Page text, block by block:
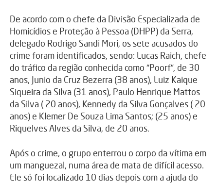
De acordo com o chefe da Divisão Especializada de
Homicídios e Proteção à Pessoa (DHPP) da Serra,
delegado Rodrigo Sandi Mori, os sete acusados do
crime foram identificados, sendo: Lucas Raich, chefe
do tráfico da região conhecida como “Poorf”, de 30
anos, Junio da Cruz Bezerra (38 anos), Luiz Kaique
Siqueira da Silva (31 anos), Paulo Henrique Mattos
da Silva ( 20 anos), Kennedy da Silva Gonçalves ( 20
anos) e Klemer De Souza Lima Santos; (25 anos) e
Riquelves Alves da Silva, de 20 anos.
Após o crime, o grupo enterrou o corpo da vítima em
um manguezal, numa área de mata de difícil acesso.
Ele só foi localizado 10 dias depois com a ajuda do